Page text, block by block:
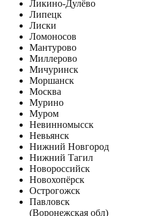
Ликино-Дулёво
Липецк
Лиски
Ломоносов
Мантурово
Миллерово
Мичуринск
Моршанск
Москва
Мурино
Муром
Невинномысск
Невьянск
Нижний Новгород
Нижний Тагил
Новороссийск
Новохопёрск
Острогожск
Павловск
(Воронежская обл)